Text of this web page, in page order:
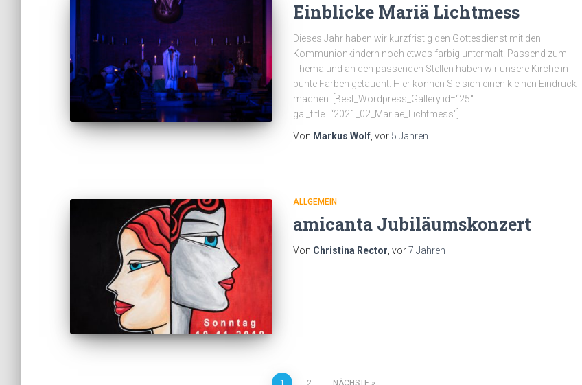
Einblicke Mariä Lichtmess
Dieses Jahr haben wir kurzfristig den Gottesdienst mit den
Kommunionkindern noch etwas farbig untermalt. Passend zum
Thema und an den passenden Stellen haben wir unsere Kirche in
bunte Farben getaucht. Hier können Sie sich einen kleinen Eindruck
machen: [Best_Wordpress_Gallery id=“25″
gal_title=“2021_02_Mariae_Lichtmess“]
Von Markus Wolf , vor 5 Jahren
ALLGEMEIN
amicanta Jubiläumskonzert
Von Christina Rector , vor7 Jahren
1 2 NÄCHSTE